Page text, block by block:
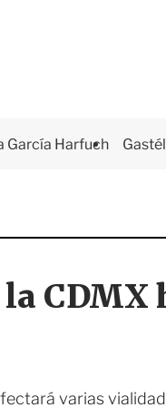
García Harfuch
CDMX
varias